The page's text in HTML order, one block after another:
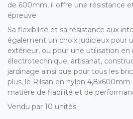
de 600mm, il offre une résistance
épreuve.
Sa flexibilité et sa résistance aux
également un choix judicieux pour
extérieur, ou pour une utilisation en
électrotechnique, artisanat,
jardinage ainsi que pour tous les
plus, le Rilsan en nylon
matière de fiabilité et de
Vendu par 10 unités